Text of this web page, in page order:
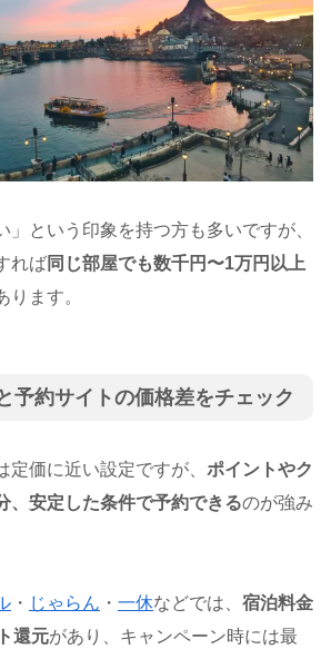
」という印象を持つ方も多いですが、
れば同じ部屋でも数千円〜1万円以上
ります。
予約サイトの価格差をチェック
定価に近い設定ですが、 ポイントやク
、安定した条件で予約できるのが強み
・ じゃらん ・ 一休などでは、 宿泊料金
還元があり、キャンペーン時には最